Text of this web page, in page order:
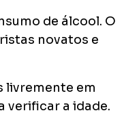
de álcool. O
novatos e
livremente em
verificar a idade.